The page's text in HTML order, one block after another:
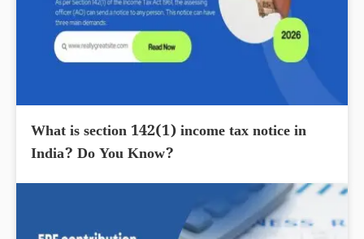
What is section 142(1) income tax notice in
India? Do You Know?